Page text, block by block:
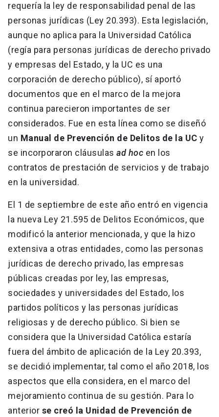
requería la ley de responsabilidad penal de las
personas jurídicas (Ley 20.393). Esta legislación,
aunque no aplica para la Universidad Católica
(regía para personas jurídicas de derecho privado
y empresas del Estado, y la UC es una
corporación de derecho público), sí aportó
documentos que en el marco de la mejora
continua parecieron importantes de ser
considerados. Fue en esta línea como se diseñó
un Manual de Prevención de Delitos de la UC y
se incorporaron cláusulas ad hoc en los
contratos de prestación de servicios y de trabajo
en la universidad.
El 1 de septiembre de este año entró en vigencia
la nueva Ley 21.595 de Delitos Económicos, que
modificó la anterior mencionada, y que la hizo
extensiva a otras entidades, como las personas
jurídicas de derecho privado, las empresas
públicas creadas por ley, las empresas,
sociedades y universidades del Estado, los
partidos políticos y las personas jurídicas
religiosas y de derecho público. Si bien se
considera que la Universidad Católica estaría
fuera del ámbito de aplicación de la Ley 20.393,
se decidió implementar, tal como el año 2018, los
aspectos que ella considera, en el marco del
mejoramiento continua de su gestión. Para lo
anterior se creó la Unidad de Prevención de